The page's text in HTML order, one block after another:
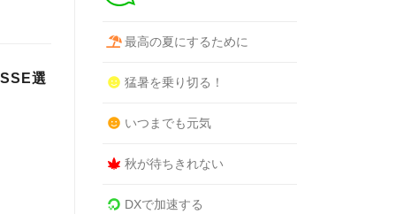
選
最高の夏にするために
猛暑を乗り切る！
いつまでも元気
秋が待ちきれない
DXで加速する